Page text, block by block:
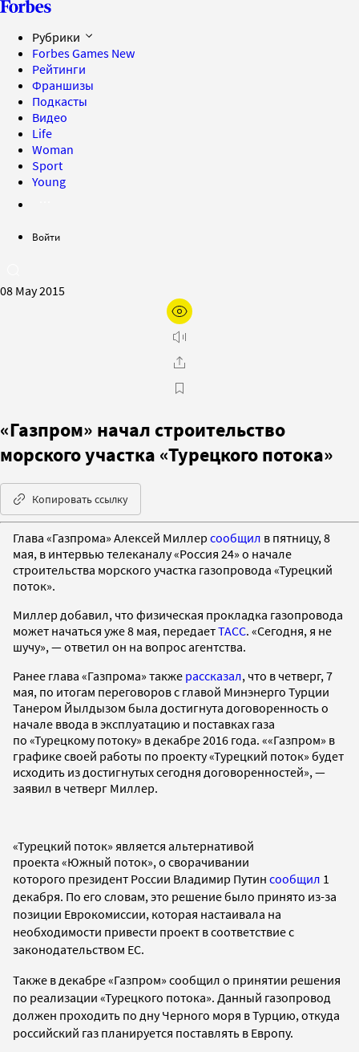
Рубрики
Forbes Games New
Рейтинги
Франшизы
Подкасты
Видео
Life
Woman
Sport
Young
Войти
08 May 2015
«Газпром» начал строительство
морского участка «Турецкого потока»
Копировать ссылку
Глава «Газпрома» Алексей Миллер сообщил в пятницу, 8
мая, в интервью телеканалу «Россия 24» о начале
строительства морского участка газопровода «Турецкий
поток».
Миллер добавил, что физическая прокладка газопровода
может начаться уже 8 мая, передаетТАСС. «Сегодня, я не
шучу», — ответил он на вопрос агентства.
Ранее глава «Газпрома» также рассказал, что в четверг, 7
мая, по итогам переговоров с главой Минэнерго Турции
Танером Йылдызом была достигнута договоренность о
начале ввода в эксплуатацию и поставках газа
по «Турецкому потоку» в декабре 2016 года. ««Газпром» в
графике своей работы по проекту «Турецкий поток» будет
исходить из достигнутых сегодня договоренностей», —
заявил в четверг Миллер.
«Турецкий поток» является альтернативой
проекта «Южный поток», о сворачивании
которого президент России Владимир Путин сообщил 1
декабря. По его словам, это решение было принято из-за
позиции Еврокомиссии, которая настаивала на
необходимости привести проект в соответствие с
законодательством ЕС.
Также в декабре «Газпром» сообщил о принятии решения
по реализации «Турецкого потока». Данный газопровод
должен проходить по дну Черного моря в Турцию, откуда
российский газ планируется поставлять в Европу.